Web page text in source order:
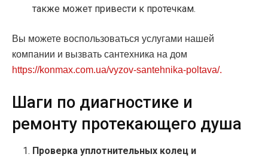
также может привести к протечкам.
Вы можете воспользоваться услугами нашей
компании и вызвать сантехника на дом
https://konmax.com.ua/vyzov-santehnika-poltava/.
Шаги по диагностике и
ремонту протекающего душа
Проверка уплотнительных колец и